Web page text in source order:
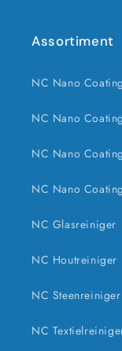
Assortiment
NC Nano
NC Nano
NC Nano
NC Nano
NC Glasreiniger
NC Houtreiniger
NC Steenreiniger
NC